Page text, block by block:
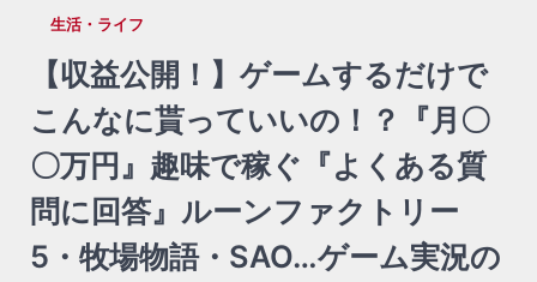
生活・ライフ
【収益公開！】ゲームするだけで
こんなに貰っていいの！？『月〇
〇万円』趣味で稼ぐ『よくある質
問に回答』ルーンファクトリー
5・牧場物語・SAO…ゲーム実況の